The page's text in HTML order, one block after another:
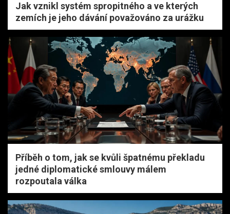
Jak vznikl systém spropitného a ve kterých
zemích je jeho dávání považováno za urážku
Příběh o tom, jak se kvůli špatnému překladu
jedné diplomatické smlouvy málem
rozpoutala válka